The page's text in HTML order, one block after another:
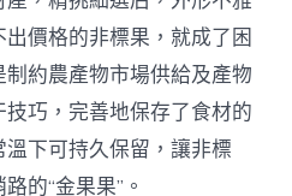
價格的非標果，就成了困
約農產物市場供給及產物
巧，完善地保存了食材的
下可持久保留，讓非標
的“金果果”。